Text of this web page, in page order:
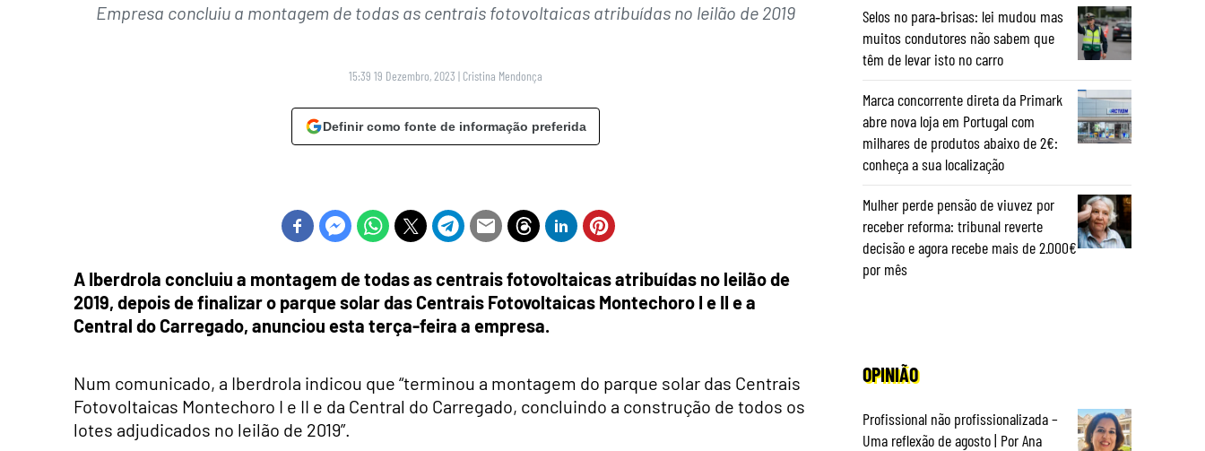
Empresa concluiu a montagem de todas as centrais fotovoltaicas atribuídas no leilão de 2019
15:39 19 Dezembro, 2023 | Cristina Mendonça
Definir como fonte de informação preferida
A Iberdrola concluiu a montagem de todas as centrais fotovoltaicas atribuídas no leilão de
2019, depois de finalizar o parque solar das Centrais Fotovoltaicas Montechoro I e II e a
Central do Carregado, anunciou esta terça-feira a empresa.
Num comunicado, a Iberdrola indicou que “terminou a montagem do parque solar das Centrais
Fotovoltaicas Montechoro I e II e da Central do Carregado, concluindo a construção de todos os
lotes adjudicados no leilão de 2019”.
Selos no para‑brisas: lei mudou mas
muitos condutores não sabem que
têm de levar isto no carro
Marca concorrente direta da Primark
abre nova loja em Portugal com
milhares de produtos abaixo de 2€:
conheça a sua localização
Mulher perde pensão de viuvez por
receber reforma: tribunal reverte
decisão e agora recebe mais de 2.000€
por mês
OPINIÃO
Profissional não profissionalizada –
Uma reflexão de agosto | Por Ana